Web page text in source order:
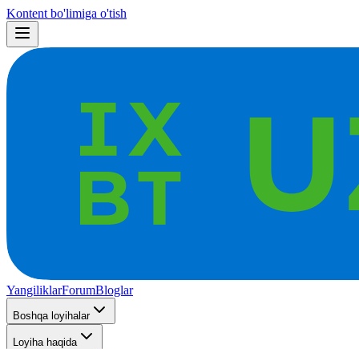
Kontent bo'limiga o'tish
YangiliklarForumBloglar
Boshqa loyihalar
Loyiha haqida